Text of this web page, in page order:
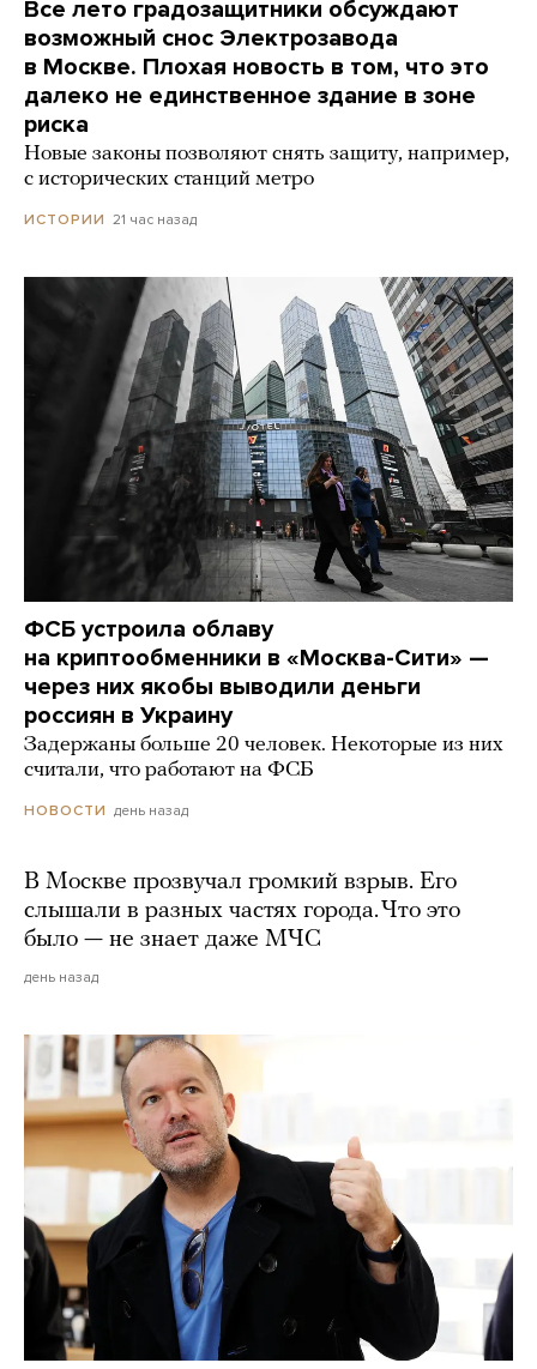
Все лето градозащитники обсуждают
возможный снос Электрозавода
в Москве. Плохая новость в том, что это
далеко не единственное здание в зоне
риска
Новые законы позволяют снять защиту, например,
с исторических станций метро
ИСТОРИИ 21 час назад
ФСБ устроила облаву
на криптообменники в «Москва-Сити» —
через них якобы выводили деньги
россиян в Украину
Задержаны больше 20 человек. Некоторые из них
считали, что работают на ФСБ
НОВОСТИ день назад
В Москве прозвучал громкий взрыв. Его
слышали в разных частях города. Что это
было — не знает даже МЧС
день назад